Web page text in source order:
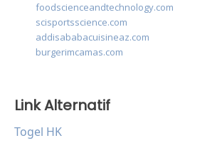
foodscienceandtechnology.com
scisportsscience.com
addisababacuisineaz.com
burgerimcamas.com
Link Alternatif
Togel HK